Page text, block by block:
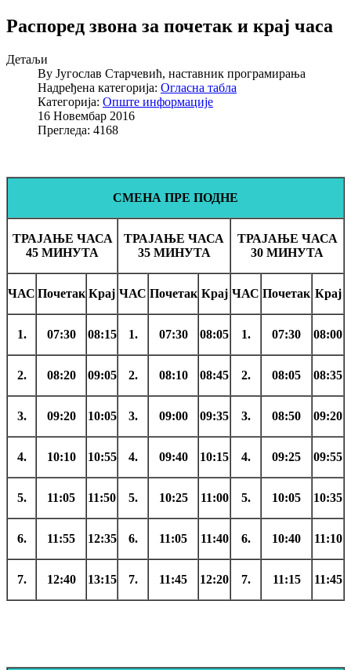
Распоред звона за почетак и крај часа
Детаљи
By Југослав Старчевић, наставник програмирања
Надређена категорија: Огласна табла
Категорија: Опште информације
16 Новембар 2016
Прегледа: 4168
СМЕНА ПРЕ ПОДНЕ
ТРАЈАЊЕ ЧАСА
45 МИНУТА
ТРАЈАЊЕ ЧАСА
35 МИНУТА
ТРАЈАЊЕ ЧАСА
30 МИНУТА
ЧАС Почетак Крај ЧАС Почетак Крај ЧАС Почетак Крај
1. 07:30 08:15 1. 07:30 08:05 1. 07:30 08:00
2. 08:20 09:05 2. 08:10 08:45 2. 08:05 08:35
3. 09:20 10:05 3. 09:00 09:35 3. 08:50 09:20
4. 10:10 10:55 4. 09:40 10:15 4. 09:25 09:55
5. 11:05 11:50 5. 10:25 11:00 5. 10:05 10:35
6. 11:55 12:35 6. 11:05 11:40 6. 10:40 11:10
7. 12:40 13:15 7. 11:45 12:20 7. 11:15 11:45